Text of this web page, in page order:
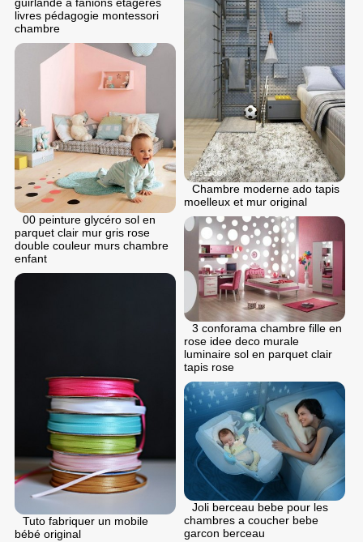
livres pédagogie montessori
chambre
Chambre moderne ado tapis
moelleux et mur original
00 peinture glycéro sol en
parquet clair mur gris rose
double couleur murs chambre
enfant
3 conforama chambre fille en
rose idee deco murale
luminaire sol en parquet clair
tapis rose
Tuto fabriquer un mobile
bébé original
Joli berceau bebe pour les
chambres a coucher bebe
garcon berceau